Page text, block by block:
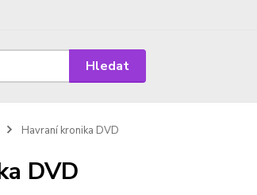
Hledat
Havraní kronika DVD
DVD